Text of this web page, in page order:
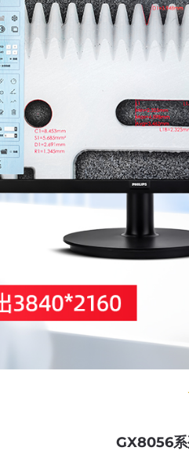
GX8056系